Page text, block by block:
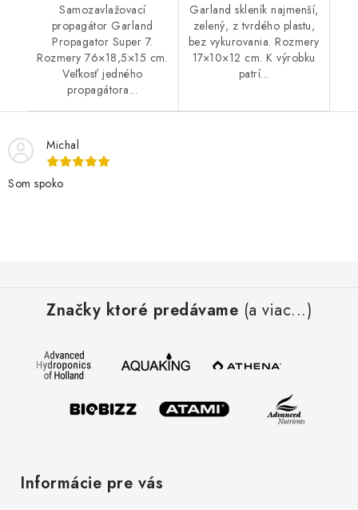
Samozavlažovací
propagátor Garland
Propagator Super 7.
Rozmery 76×18,5×15 cm.
Veľkosť jedného
propagátora...
Garland skleník najmenší,
zelený, z tvrdého plastu,
bez vykurovania. Rozmery
17×10×12 cm. K výrobku
patrí...
Michal
Som spoko
Značky ktoré predávame (a viac...)
Informácie pre vás